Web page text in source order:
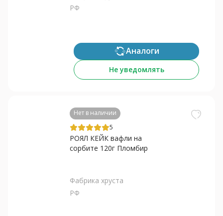
РФ
Аналоги
Не уведомлять
Нет в наличии
5
РОЯЛ КЕЙК вафли на
сорбите 120г Пломбир
Фабрика хруста
РФ